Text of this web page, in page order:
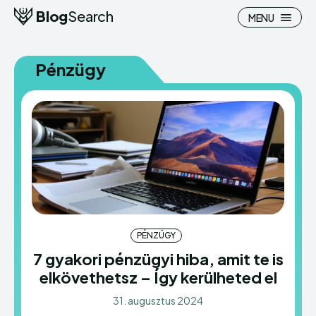
Search
Homepage
Pénzügy
Otthon
Ingatlan
Search
Homepage
Pénzügy
Otthon
Ingatlan
BlogSearch MENU
Pénzügy
PÉNZÜGY
7 gyakori pénzügyi hiba, amit te is
elkövethetsz – Így kerülheted el
31. augusztus 2024